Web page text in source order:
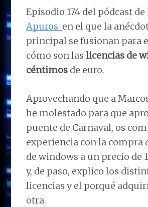
Episodio 174 del pódcast de
Apuros en el que la
principal se fusionan para
cómo son las licencias de
céntimos de euro.
Aprovechando que a
he molestado para que
puente de Carnaval, os
experiencia con la compra
de windows a un precio de
y, de paso, explico los
licencias y el porqué
otra.